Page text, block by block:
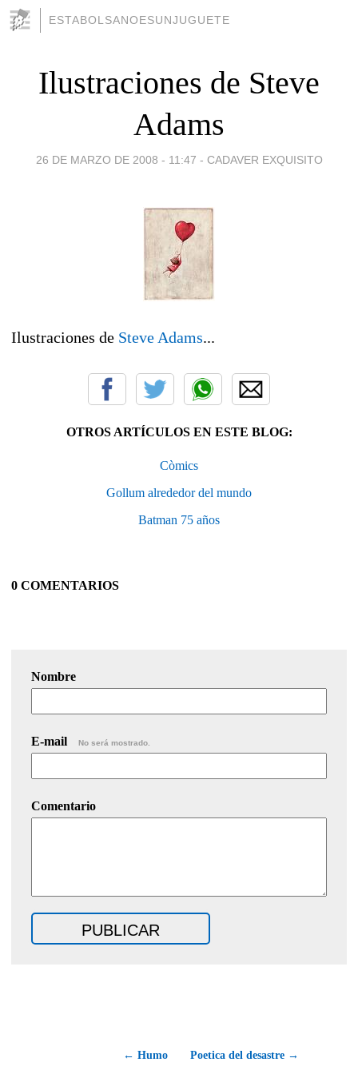
ESTABOLSANOESUNJUGUETE
Ilustraciones de Steve
Adams
26 DE MARZO DE 2008 - 11:47 - CADAVER EXQUISITO
Ilustraciones de Steve Adams...
OTROS ARTÍCULOS EN ESTE BLOG:
Còmics
Gollum alrededor del mundo
Batman 75 años
0 COMENTARIOS
Nombre
E-mail No será mostrado.
Comentario
← Humo Poetica del desastre →